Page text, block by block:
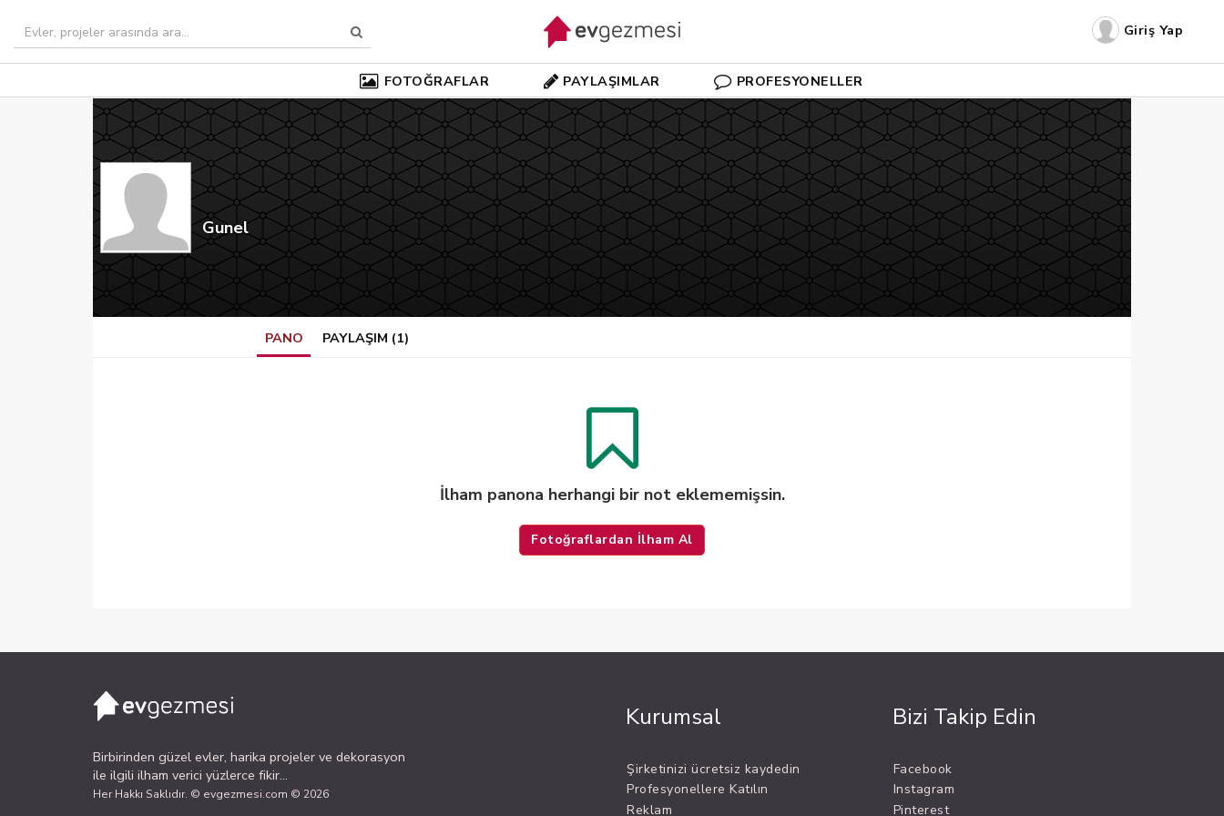
Giriş Yap
FOTOĞRAFLAR PAYLAŞIMLAR PROFESYONELLER
Gunel
PANO PAYLAŞIM (1)
İlham panona herhangi bir not eklememişsin.
Fotoğraflardan İlham Al
Birbirinden güzel evler, harika projeler ve dekorasyon
ile ilgili ilham verici yüzlerce fikir...
Her Hakkı Saklıdır. © evgezmesi.com © 2026
Kurumsal
Şirketinizi ücretsiz kaydedin
Profesyonellere Katılın
Reklam
Bizi Takip Edin
Facebook
Instagram
Pinterest